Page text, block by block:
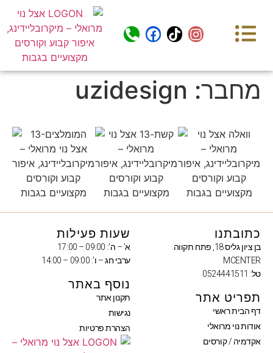
מחבר: uzidesign
כתובתנו
בן ציון גליס 18, פתח תקווה.
MCENTER
טל: 0524441511
תפריט אתר
דף הבית ראשי
אודות נוי מרואלי
אקדמיה / קורסים
שעות פעילות
א' – ה': 09:00 – 17:00
ערבי חג – ו': 09:00 – 14:00
נוסף באתר
תקנון אתר
נגישות
הצהרת פרטיות